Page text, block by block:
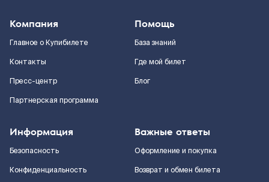
Компания
Главное о Купибилете
Контакты
Пресс-центр
Партнерская программа
Помощь
База знаний
Где мой билет
Блог
Информация
Безопасность
Конфиденциальность
Важные ответы
Оформление и покупка
Возврат и обмен билета